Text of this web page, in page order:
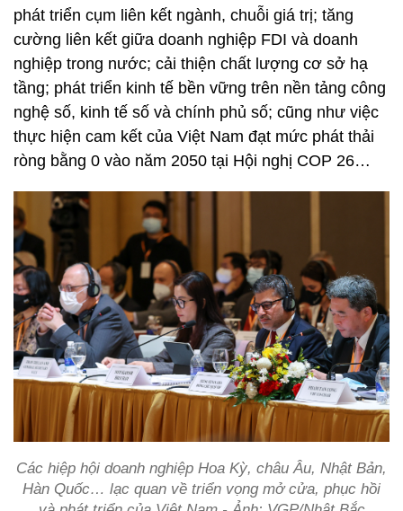
phát triển cụm liên kết ngành, chuỗi giá trị; tăng
cường liên kết giữa doanh nghiệp FDI và doanh
nghiệp trong nước; cải thiện chất lượng cơ sở hạ
tầng; phát triển kinh tế bền vững trên nền tảng công
nghệ số, kinh tế số và chính phủ số; cũng như việc
thực hiện cam kết của Việt Nam đạt mức phát thải
ròng bằng 0 vào năm 2050 tại Hội nghị COP 26…
Các hiệp hội doanh nghiệp Hoa Kỳ, châu Âu, Nhật Bản,
Hàn Quốc… lạc quan về triển vọng mở cửa, phục hồi